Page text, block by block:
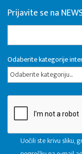
Prijavite se na
Odaberite kategorije
Odaberite kategoriju...
Uočili ste krivu sliku,